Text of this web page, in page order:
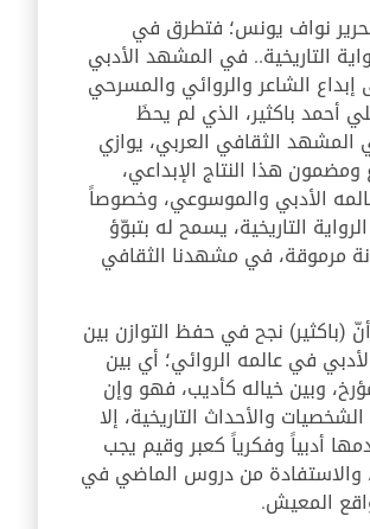
نواف يونس؛ فتطرق في
التاريخية.. في المشهد الأدبي
إبداع الشاعر والروائي والمسرحي
أحمد باكثير، الذي لم يحظَ
المشهد الثقافي العربي، يوازي
ومضمون هذا النتاج الإبداعي،
الأدبي والموسوعي، وخصوصاً
التاريخية، يسمح له بتبوّؤ
مرموقة، في مشهدنا الثقافي
(باكثير) نجح في حفظ التوازن بين
في عالمه الروائي؛ أي بين
وبين خياله كأديب، فهو وإن
والأحداث التاريخية، إلا
أدبياً وفكرياً كعبر وقيم يجب
والاستفادة من دروس الماضي في
المعيش.